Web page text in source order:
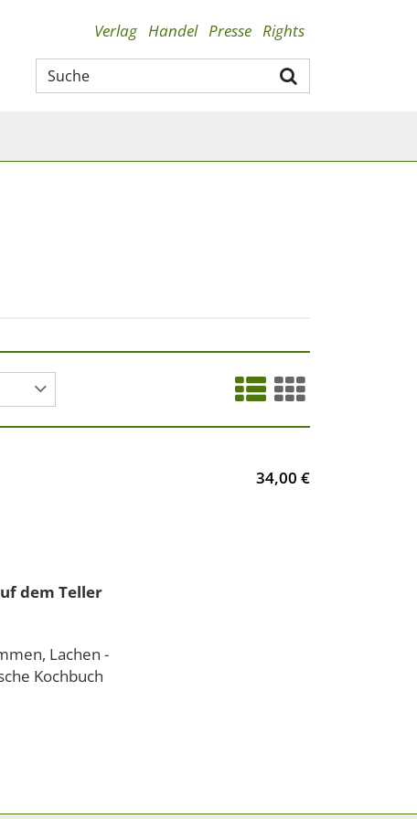
Verlag Handel Presse Rights
dem Teller
Lachen -
Kochbuch
34,00 €